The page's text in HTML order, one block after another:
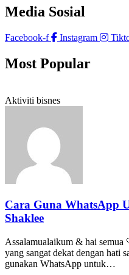
Media Sosial
Facebook-f Instagram
Most Popular
Aktiviti bisnes
Cara Guna WhatsApp
Shaklee
Assalamualaikum & hai semua
yang sangat dekat dengan hati
gunakan WhatsApp untuk…